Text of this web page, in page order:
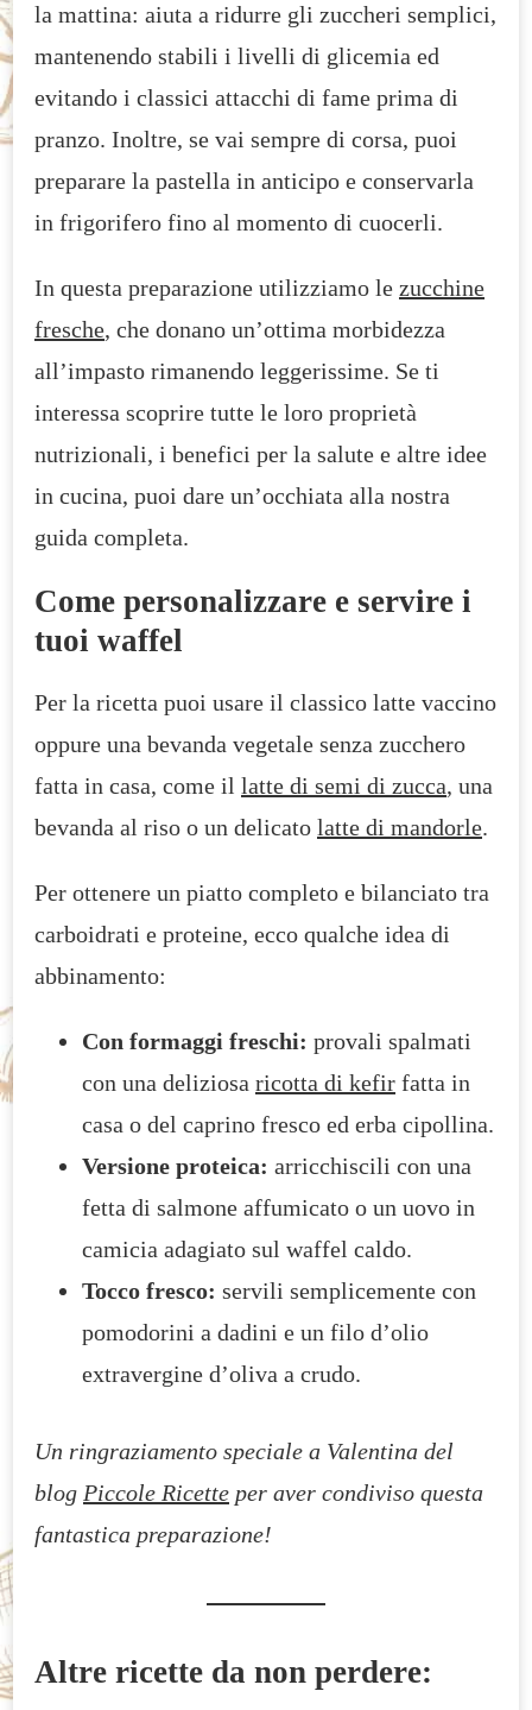
la mattina: aiuta a ridurre gli zuccheri semplici,
mantenendo stabili i livelli di glicemia ed
evitando i classici attacchi di fame prima di
pranzo. Inoltre, se vai sempre di corsa, puoi
preparare la pastella in anticipo e conservarla
in frigorifero fino al momento di cuocerli.
In questa preparazione utilizziamo le zucchine
fresche, che donano un’ottima morbidezza
all’impasto rimanendo leggerissime. Se ti
interessa scoprire tutte le loro proprietà
nutrizionali, i benefici per la salute e altre idee
in cucina, puoi dare un’occhiata alla nostra
guida completa.
Come personalizzare e servire i
tuoi waffel
Per la ricetta puoi usare il classico latte vaccino
oppure una bevanda vegetale senza zucchero
fatta in casa, come il latte di semi di zucca, una
bevanda al riso o un delicato latte di mandorle.
Per ottenere un piatto completo e bilanciato tra
carboidrati e proteine, ecco qualche idea di
abbinamento:
Con formaggi freschi: provali spalmati
con una deliziosa ricotta di kefir fatta in
casa o del caprino fresco ed erba cipollina.
Versione proteica: arricchiscili con una
fetta di salmone affumicato o un uovo in
camicia adagiato sul waffel caldo.
Tocco fresco: servili semplicemente con
pomodorini a dadini e un filo d’olio
extravergine d’oliva a crudo.
Un ringraziamento speciale a Valentina del
blog Piccole Ricette per aver condiviso questa
fantastica preparazione!
Altre ricette da non perdere: